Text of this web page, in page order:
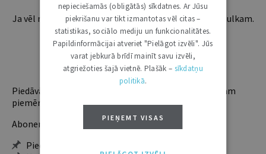
Ja vēl neesi abonents, aicinām pievienoties lasītāju pulkam.
Iegūsi tūlītēju piekļuvi digitālajam saturam!
ABONĒT
Piedāvājam trīs abonementu veidus. Vienam lietotājam
piemērotākais ir "Mazais" (3, 6 un 12 mēnešiem).
Abonentu ieguvumi:
Pieeja jaunākajam izdevumam
nepieciešamās (obligātās) sīkdatnes. Ar Jūsu
piekrišanu var tikt izmantotas vēl citas –
statistikas, sociālo mediju un funkcionalitātes.
Papildinformācijai atveriet "Pielāgot izvēli". Jūs
varat jebkurā brīdī mainīt savu izvēli,
atgriežoties šajā vietnē. Plašāk – sīkdatņu
politikā.
PIEŅEMT VISAS